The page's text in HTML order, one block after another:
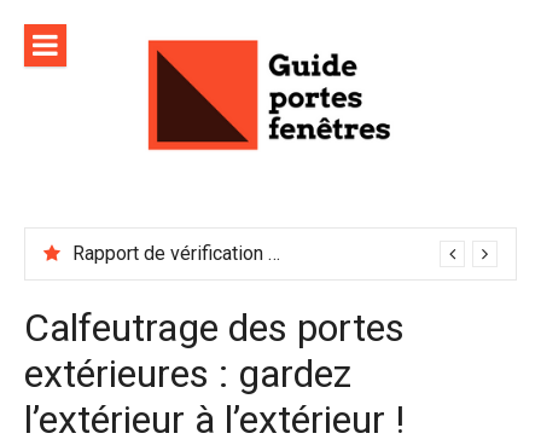
contenu
Rapport de vérification sécurité : à conserver précieusement
Calfeutrage des portes
extérieures : gardez
l’extérieur à l’extérieur !